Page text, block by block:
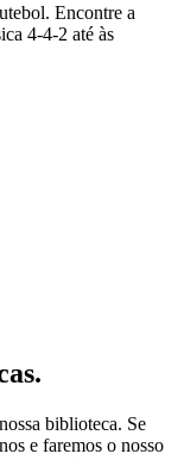
Encontre a
4-4-2 até às
biblioteca. Se
e faremos o nosso